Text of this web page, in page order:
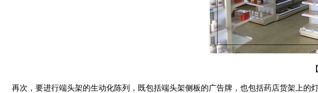
【
再次，要进行端头架的生动化陈列，既包括端头架侧板的广告牌，也包括药店货架上的